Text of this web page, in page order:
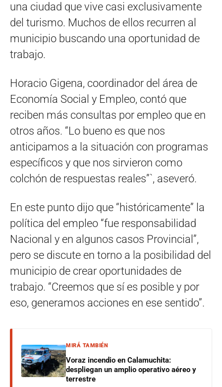
una ciudad que vive casi exclusivamente
del turismo. Muchos de ellos recurren al
municipio buscando una oportunidad de
trabajo.
Horacio Gigena, coordinador del área de
Economía Social y Empleo, contó que
reciben más consultas por empleo que en
otros años. “Lo bueno es que nos
anticipamos a la situación con programas
específicos y que nos sirvieron como
colchón de respuestas reales”`, aseveró.
En este punto dijo que “históricamente” la
política del empleo “fue responsabilidad
Nacional y en algunos casos Provincial”,
pero se discute en torno a la posibilidad del
municipio de crear oportunidades de
trabajo. “Creemos que sí es posible y por
eso, generamos acciones en ese sentido”.
MIRÁ TAMBIÉN
Voraz incendio en Calamuchita:
despliegan un amplio operativo aéreo y
terrestre